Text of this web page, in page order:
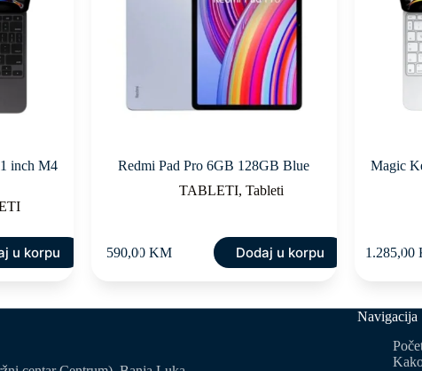
inch M4
u korpu
Redmi Pad Pro 6GB 128GB Blue
TABLETI,Tableti
590,00KM Dodaj u korpu
Magic
1.285,00
Navigacija